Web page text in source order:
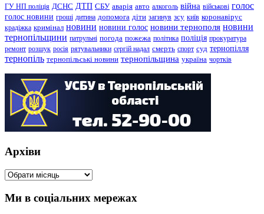
ГУ НП поліція ДСНС ДТП СБУ аварія авто алкоголь війна військові голос
голос новини гроші дитина допомога діти загинув зсу київ коронавірус
крадіжка кримінал новини новини голос новини тернополя новини
тернопільщини патрульні погода пожежа політика поліція прокуратура
ремонт розшук росія рятувальники сергій надал смерть спорт суд тернопілля
тернопіль тернопільські новини тернопільщина україна чортків
Архіви
Архіви
Ми в соціальних мережах